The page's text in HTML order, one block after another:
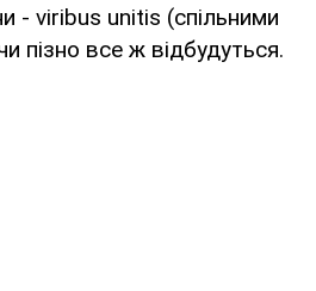
- viribus unitis (спільними
пізно все ж відбудуться.